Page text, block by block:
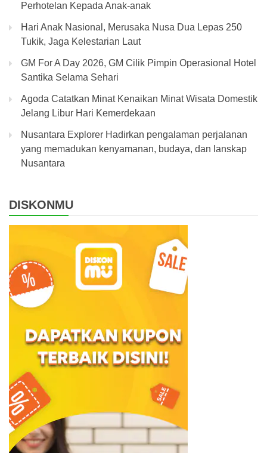
Perhotelan Kepada Anak-anak
Hari Anak Nasional, Merusaka Nusa Dua Lepas 250
Tukik, Jaga Kelestarian Laut
GM For A Day 2026, GM Cilik Pimpin Operasional Hotel
Santika Selama Sehari
Agoda Catatkan Minat Kenaikan Minat Wisata Domestik
Jelang Libur Hari Kemerdekaan
Nusantara Explorer Hadirkan pengalaman perjalanan
yang memadukan kenyamanan, budaya, dan lanskap
Nusantara
DISKONMU